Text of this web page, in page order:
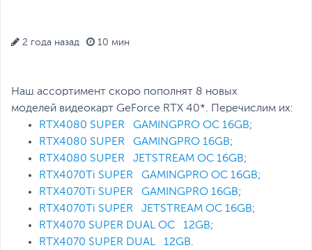
2 года назад 10 мин
Наш ассортимент скоро пополнят 8 новых
моделей видеокарт GeForce RTX 40*. Перечислим их:
RTX4080 SUPER GAMINGPRO OC 16GB;
RTX4080 SUPER GAMINGPRO 16GB;
RTX4080 SUPER JETSTREAM OC 16GB;
RTX4070Ti SUPER GAMINGPRO OC 16GB;
RTX4070Ti SUPER GAMINGPRO 16GB;
RTX4070Ti SUPER JETSTREAM OC 16GB;
RTX4070 SUPER DUAL OC 12GB;
RTX4070 SUPER DUAL 12GB.